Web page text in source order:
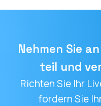
Nehmen Sie
teil und
Richten Sie Ihr
fordern Sie